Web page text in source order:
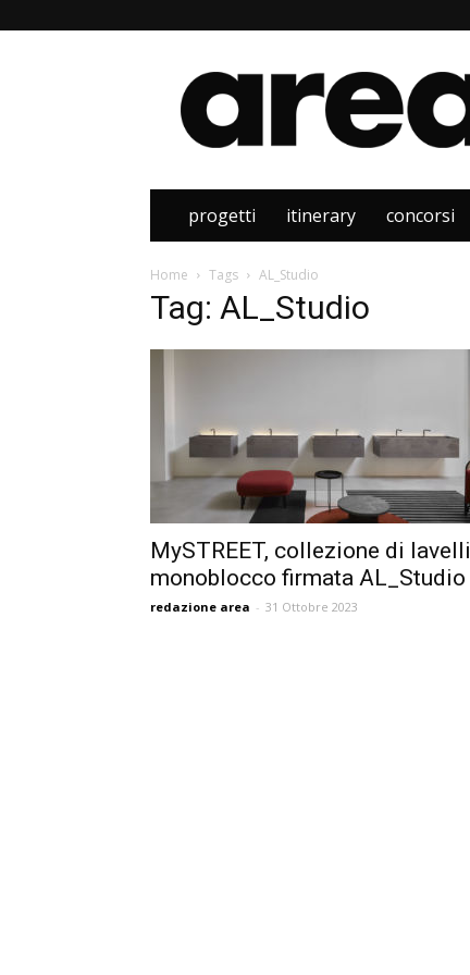
Area
progetti itinerary concorsi
Home Tags AL_Studio
Tag: AL_Studio
MySTREET, collezione di lavelli
monoblocco firmata AL_Studio
redazione area - 31 Ottobre 2023